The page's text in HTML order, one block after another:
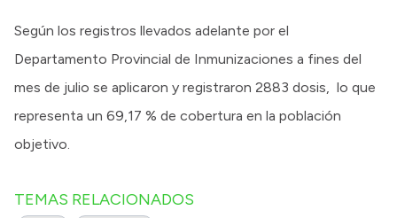
Según los registros llevados adelante por el
Departamento Provincial de Inmunizaciones a fines del
mes de julio se aplicaron y registraron 2883 dosis, lo que
representa un 69,17 % de cobertura en la población
objetivo.
TEMAS RELACIONADOS